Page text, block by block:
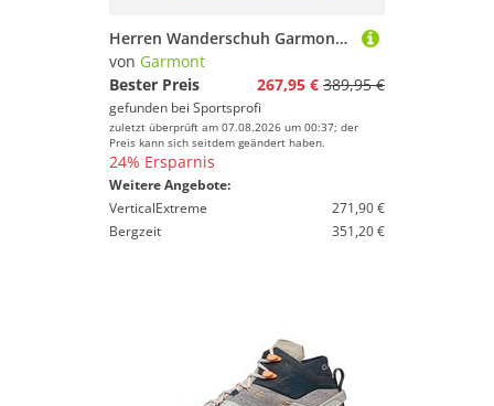
Herren Wanderschuh Garmont Tower 3.0 Extreme GTX 2026
von Garmont
Bester Preis
267,95 € 389,95 €
gefunden bei Sportsprofi
zuletzt überprüft am 07.08.2026 um 00:37; der
Preis kann sich seitdem geändert haben.
24% Ersparnis
Weitere Angebote:
VerticalExtreme
271,90 €
Bergzeit
351,20 €